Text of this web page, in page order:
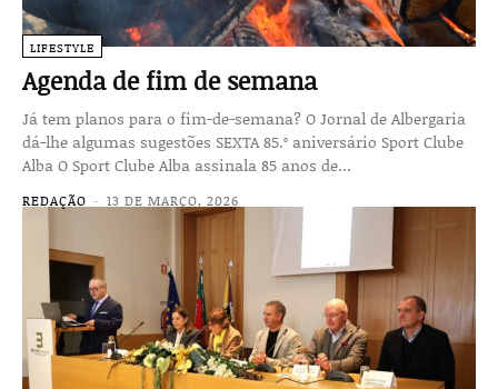
LIFESTYLE
Agenda de fim de semana
Já tem planos para o fim-de-semana? O Jornal de Albergaria
dá-lhe algumas sugestões SEXTA 85.º aniversário Sport Clube
Alba O Sport Clube Alba assinala 85 anos de...
REDAÇÃO - 13 DE MARÇO, 2026